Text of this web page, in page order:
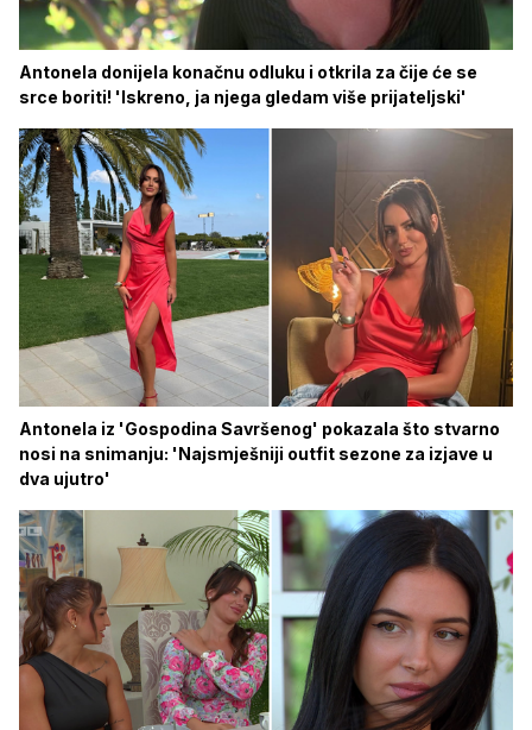
Antonela donijela konačnu odluku i otkrila za čije će se
srce boriti! 'Iskreno, ja njega gledam više prijateljski'
Antonela iz 'Gospodina Savršenog' pokazala što stvarno
nosi na snimanju: 'Najsmješniji outfit sezone za izjave u
dva ujutro'